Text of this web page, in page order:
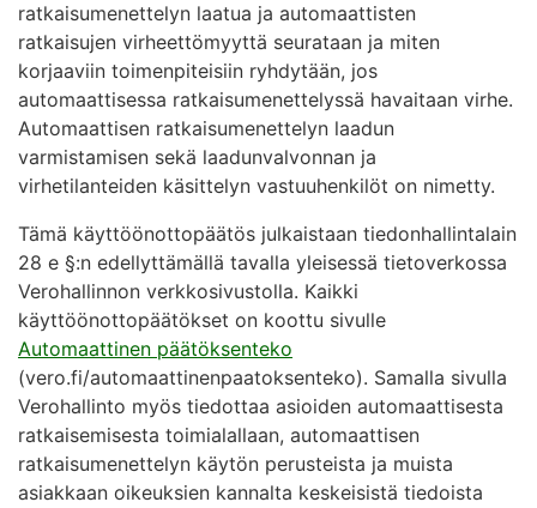
ratkaisumenettelyn laatua ja automaattisten
ratkaisujen virheettömyyttä seurataan ja miten
korjaaviin toimenpiteisiin ryhdytään, jos
automaattisessa ratkaisumenettelyssä havaitaan virhe.
Automaattisen ratkaisumenettelyn laadun
varmistamisen sekä laadunvalvonnan ja
virhetilanteiden käsittelyn vastuuhenkilöt on nimetty.
Tämä käyttöönottopäätös julkaistaan tiedonhallintalain
28 e §:n edellyttämällä tavalla yleisessä tietoverkossa
Verohallinnon verkkosivustolla. Kaikki
käyttöönottopäätökset on koottu sivulle
Automaattinen päätöksenteko
(vero.fi/automaattinenpaatoksenteko). Samalla sivulla
Verohallinto myös tiedottaa asioiden automaattisesta
ratkaisemisesta toimialallaan, automaattisen
ratkaisumenettelyn käytön perusteista ja muista
asiakkaan oikeuksien kannalta keskeisistä tiedoista